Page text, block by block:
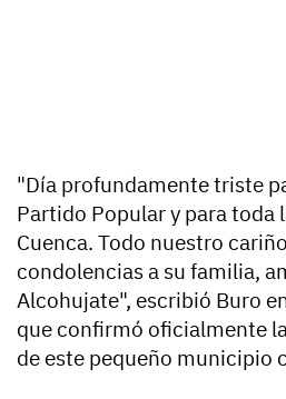
"Día profundamente triste
Partido Popular y para toda
Cuenca. Todo nuestro
condolencias a su familia,
Alcohujate", escribió Buro
que confirmó oficialmente
de este pequeño municipio